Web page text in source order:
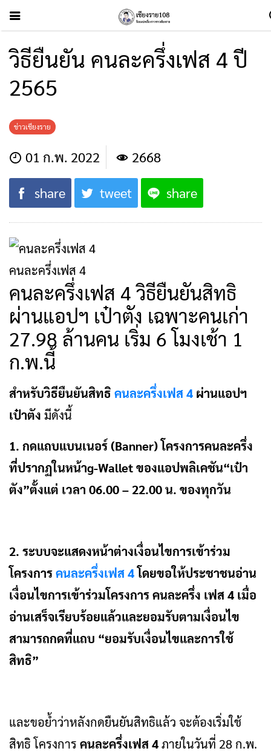
วิธียืนยัน คนละครึ่งเฟส 4 ปี
2565
ข่าวเชียงราย
01 ก.พ. 2022 2668
share tweet share
คนละครึ่งเฟส 4
คนละครึ่งเฟส 4 วิธียืนยันสิทธิ
ผ่านแอปฯ เป๋าตัง เฉพาะคนเก่า
27.98 ล้านคน เริ่ม 6 โมงเช้า 1
ก.พ.นี้
สำหรับวิธียืนยันสิทธิ คนละครึ่งเฟส 4 ผ่านแอปฯ
เป๋าตัง มีดังนี้
1. กดแถบแบนเนอร์ (Banner) โครงการคนละครึ่ง
ที่ปรากฏในหน้าg-Wallet ของแอปพลิเคชัน“เป๋า
ตัง”ตั้งแต่ เวลา 06.00 – 22.00 น. ของทุกวัน
2. ระบบจะแสดงหน้าต่างเงื่อนไขการเข้าร่วม
โครงการคนละครึ่งเฟส 4โดยขอให้ประชาชนอ่าน
เงื่อนไขการเข้าร่วมโครงการ คนละครึ่ง เฟส 4 เมื่อ
อ่านเสร็จเรียบร้อยแล้วและยอมรับตามเงื่อนไข
สามารถกดที่แถบ “ยอมรับเงื่อนไขและการใช้
สิทธิ”
และขอย้ำว่าหลังกดยืนยันสิทธิแล้ว จะต้องเริ่มใช้
สิทธิ โครงการ คนละครึ่งเฟส 4ภายในวันที่ 28 ก.พ.